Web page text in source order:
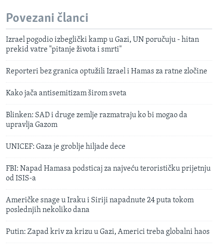
Povezani članci
Izrael pogodio izbeglički kamp u Gazi, UN poručuju - hitan
prekid vatre "pitanje života i smrti"
Reporteri bez granica optužili Izrael i Hamas za ratne zločine
Kako jača antisemitizam širom sveta
Blinken: SAD i druge zemlje razmatraju ko bi mogao da
upravlja Gazom
UNICEF: Gaza je groblje hiljade dece
FBI: Napad Hamasa podsticaj za najveću terorističku prijetnju
od ISIS-a
Američke snage u Iraku i Siriji napadnute 24 puta tokom
poslednjih nekoliko dana
Putin: Zapad kriv za krizu u Gazi, Americi treba globalni haos